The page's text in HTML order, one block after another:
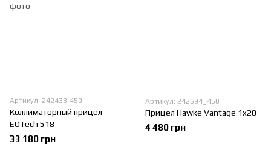
Артикул: 242433-450
Коллиматорный прицел
EOTech 518
33 180 грн
Артикул: 242694_450
Прицел Hawke Vantage 1x20
4 480 грн